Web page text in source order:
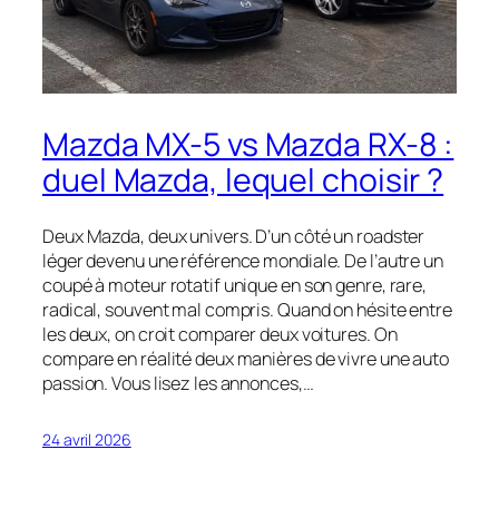
Mazda MX-5 vs Mazda RX-8 :
duel Mazda, lequel choisir ?
Deux Mazda, deux univers. D’un côté un roadster
léger devenu une référence mondiale. De l’autre un
coupé à moteur rotatif unique en son genre, rare,
radical, souvent mal compris. Quand on hésite entre
les deux, on croit comparer deux voitures. On
compare en réalité deux manières de vivre une auto
passion. Vous lisez les annonces,…
24 avril 2026